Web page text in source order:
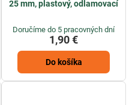
25 mm, plastový, odlamovací
Doručíme do 5 pracovných dní
1,90 €
Do košíka